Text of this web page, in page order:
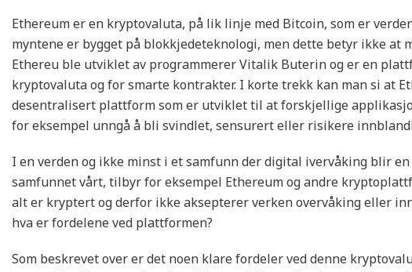
Ethereum er en kryptovaluta, på lik linje med Bitcoin, som er
myntene er bygget på blokkjedeteknologi, men dette betyr ikke at
Ethereu ble utviklet av programmerer Vitalik Buterin og er en
kryptovaluta og for smarte kontrakter. I korte trekk kan man si at
desentralisert plattform som er utviklet til at forskjellige
for eksempel unngå å bli svindlet, sensurert eller risikere
I en verden og ikke minst i et samfunn der digital ivervåking blir
samfunnet vårt, tilbyr for eksempel Ethereum og andre
alt er kryptert og derfor ikke aksepterer verken overvåking eller
hva er fordelene ved plattformen?
Som beskrevet over er det noen klare fordeler ved denne